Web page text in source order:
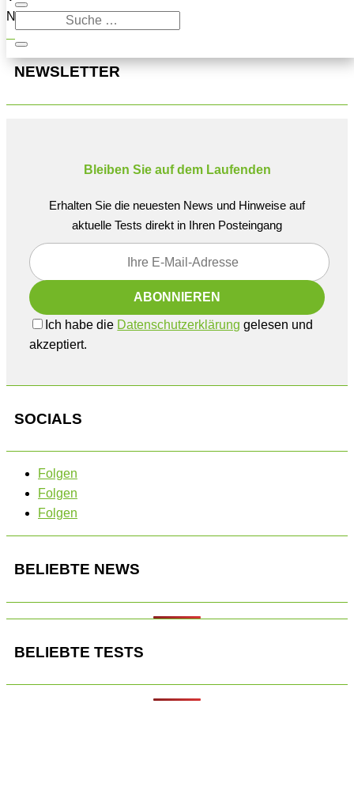
Navigation oben, um den Beitrag zu finden.
NEWSLETTER
Bleiben Sie auf dem Laufenden
Erhalten Sie die neuesten News und Hinweise auf
aktuelle Tests direkt in Ihren Posteingang
Ich habe die Datenschutzerklärung gelesen und
akzeptiert.
SOCIALS
Folgen
Folgen
Folgen
BELIEBTE NEWS
BELIEBTE TESTS